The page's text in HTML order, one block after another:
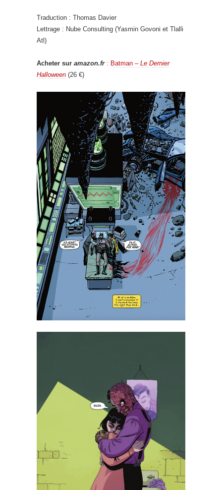
Traduction : Thomas Davier
Lettrage : Nube Consulting (Yasmin Govoni et Tlalli
Atl)
Acheter sur amazon.fr: Batman – Le Dernier
Halloween (26 €)